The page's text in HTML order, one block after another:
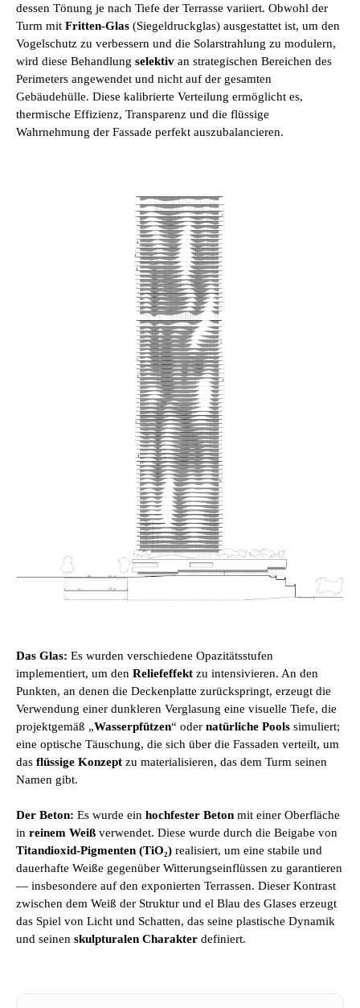
dessen Tönung je nach Tiefe der Terrasse variiert. Obwohl der
Turm mit Fritten-Glas (Siegeldruckglas) ausgestattet ist, um den
Vogelschutz zu verbessern und die Solarstrahlung zu modulern,
wird diese Behandlung selektiv an strategischen Bereichen des
Perimeters angewendet und nicht auf der gesamten
Gebäudehülle. Diese kalibrierte Verteilung ermöglicht es,
thermische Effizienz, Transparenz und die flüssige
Wahrnehmung der Fassade perfekt auszubalancieren.
Das Glas: Es wurden verschiedene Opazitätsstufen
implementiert, um den Reliefeffekt zu intensivieren. An den
Punkten, an denen die Deckenplatte zurückspringt, erzeugt die
Verwendung einer dunkleren Verglasung eine visuelle Tiefe, die
projektgemäß „Wasserpfützen“ oder natürliche Pools simuliert;
eine optische Täuschung, die sich über die Fassaden verteilt, um
das flüssige Konzept zu materialisieren, das dem Turm seinen
Namen gibt.
Der Beton: Es wurde ein hochfester Beton mit einer Oberfläche
in reinem Weiß verwendet. Diese wurde durch die Beigabe von
Titandioxid-Pigmenten (TiO₂) realisiert, um eine stabile und
dauerhafte Weiße gegenüber Witterungseinflüssen zu garantieren
— insbesondere auf den exponierten Terrassen. Dieser Kontrast
zwischen dem Weiß der Struktur und el Blau des Glases erzeugt
das Spiel von Licht und Schatten, das seine plastische Dynamik
und seinen skulpturalen Charakter definiert.